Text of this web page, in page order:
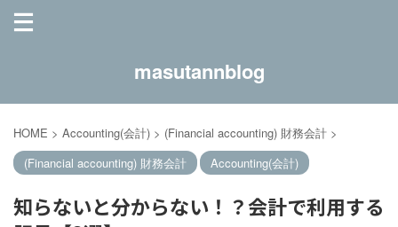
masutannblog
HOME > Accounting(会計) > (Financial accounting) 財務会計 >
(Financial accounting) 財務会計
Accounting(会計)
知らないと分からない！？会計で利用する